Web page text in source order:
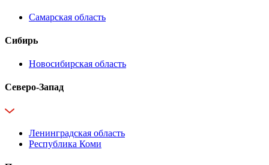
Самарская область
Сибирь
Новосибирская область
Северо-Запад
Ленинградская область
Республика Коми